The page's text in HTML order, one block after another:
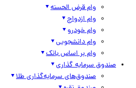
وام قرض الحسنه
وام ازدواج
وام خودرو
وام دانشجویی
وام بر اساس بانک
صندوق سرمایه گذاری
صندوق‌های سرمایه‌گذاری طلا